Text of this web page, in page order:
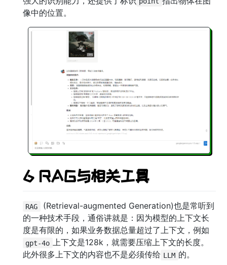
像中的位置。
6 RAG与相关工具
RAG
(Retrieval-augmented Generation)也是常听到
的一种技术手段，通俗讲就是：因为模型的上下文长
度是有限的，如果业务数据总量超过了上下文，例如
gpt-4o 上下文是128k，就需要压缩上下文的长度。
此外很多上下文的内容也不是必须传给 LLM 的。